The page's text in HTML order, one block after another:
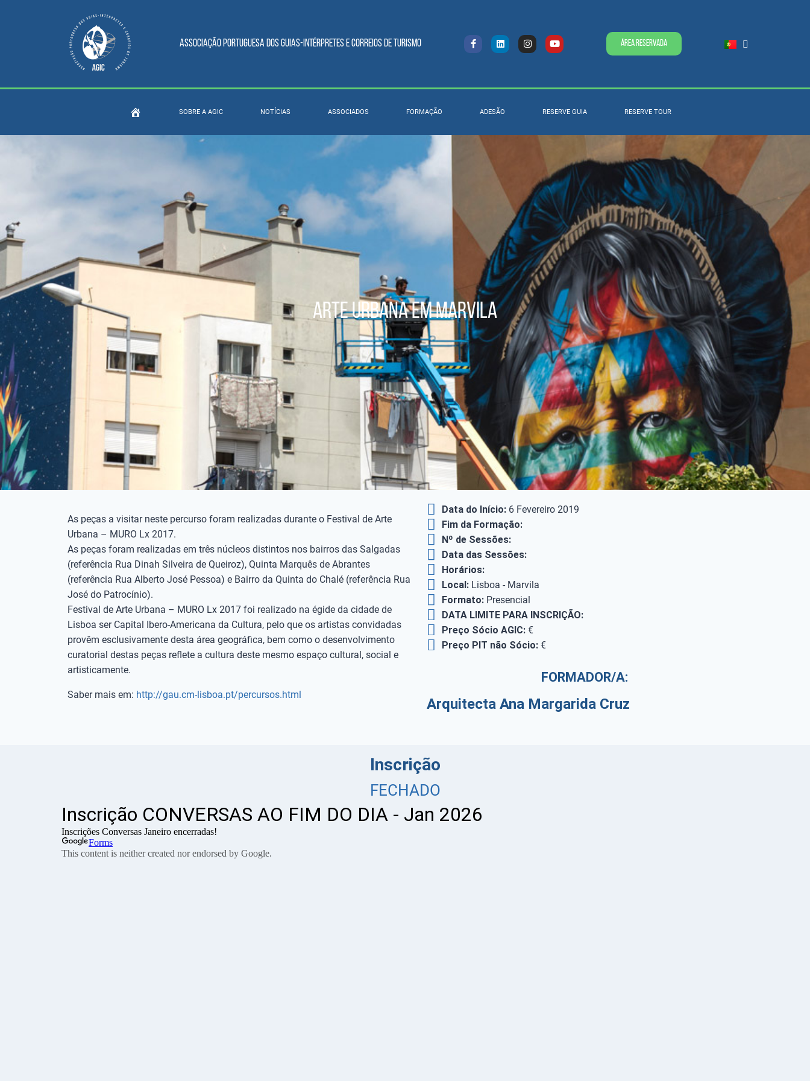
Associação Portuguesa dos Guias-intérpretes e Correios de turismo Área Reservada
SOBRE A AGIC NOTÍCIAS ASSOCIADOS FORMAÇÃO ADESÃO RESERVE GUIA RESERVE TOUR
Arte Urbana em Marvila
As peças a visitar neste percurso foram realizadas durante o Festival de Arte
Urbana – MURO Lx 2017.
As peças foram realizadas em três núcleos distintos nos bairros das Salgadas
(referência Rua Dinah Silveira de Queiroz), Quinta Marquês de Abrantes
(referência Rua Alberto José Pessoa) e Bairro da Quinta do Chalé (referência Rua
José do Patrocínio).
Festival de Arte Urbana – MURO Lx 2017 foi realizado na égide da cidade de
Lisboa ser Capital Ibero-Americana da Cultura, pelo que os artistas convidadas
provêm esclusivamente desta área geográfica, bem como o desenvolvimento
curatorial destas peças reflete a cultura deste mesmo espaço cultural, social e
artisticamente.
Saber mais em: http://gau.cm-lisboa.pt/percursos.html
Data do Início: 6 Fevereiro 2019
Fim da Formação:
Nº de Sessões:
Data das Sessões:
Horários:
Local: Lisboa - Marvila
Formato: Presencial
DATA LIMITE PARA INSCRIÇÃO:
Preço Sócio AGIC: €
Preço PIT não Sócio: €
FORMADOR/A:
Arquitecta Ana Margarida Cruz
Inscrição
FECHADO